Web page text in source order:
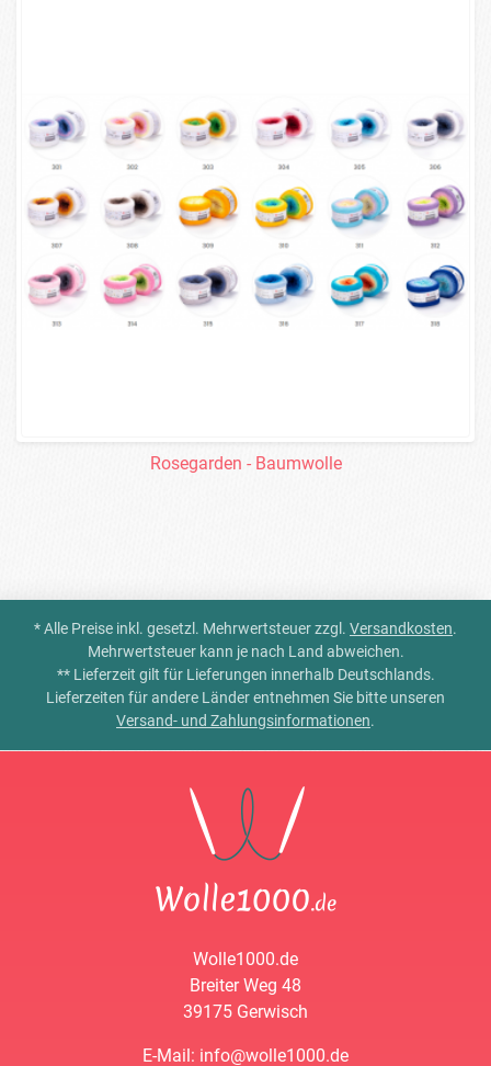
Rosegarden - Baumwolle
* Alle Preise inkl. gesetzl. Mehrwertsteuer zzgl. Versandkosten.
Mehrwertsteuer kann je nach Land abweichen.
** Lieferzeit gilt für Lieferungen innerhalb Deutschlands.
Lieferzeiten für andere Länder entnehmen Sie bitte unseren
Versand- und Zahlungsinformationen.
Wolle1000.de
Breiter Weg 48
39175 Gerwisch
E-Mail: info@wolle1000.de